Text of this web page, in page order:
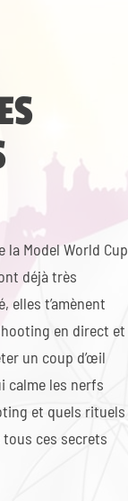
Model World Cup
déjà très
elles t’amènent
en direct et
un coup d’œil
calme les nerfs
et quels rituels
ces secrets